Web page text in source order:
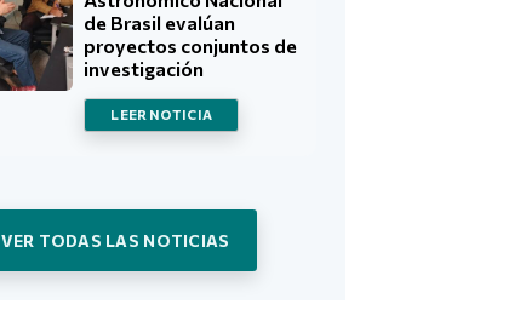
de Brasil evalúan
proyectos conjuntos de
investigación
LEER NOTICIA
VER TODAS LAS NOTICIAS